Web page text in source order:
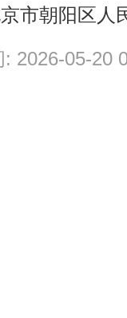
市朝阳区人
2026-05-20